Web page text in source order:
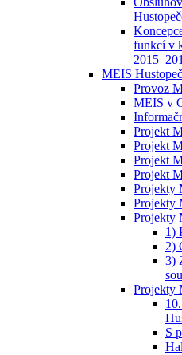
funkcí v
MEIS
Provoz
MEIS v
Projekt
Projekt
Projekt
Projekt
Projekty
Projekty
Projekty
1)
2)
3)
Projekty
S